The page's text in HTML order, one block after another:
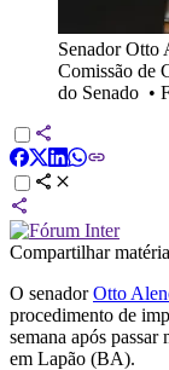
Senador Otto
Comissão de
do Senado •
Compartilhar matéria
O senadorOtto
procedimento de
semana após
em Lapão (BA).